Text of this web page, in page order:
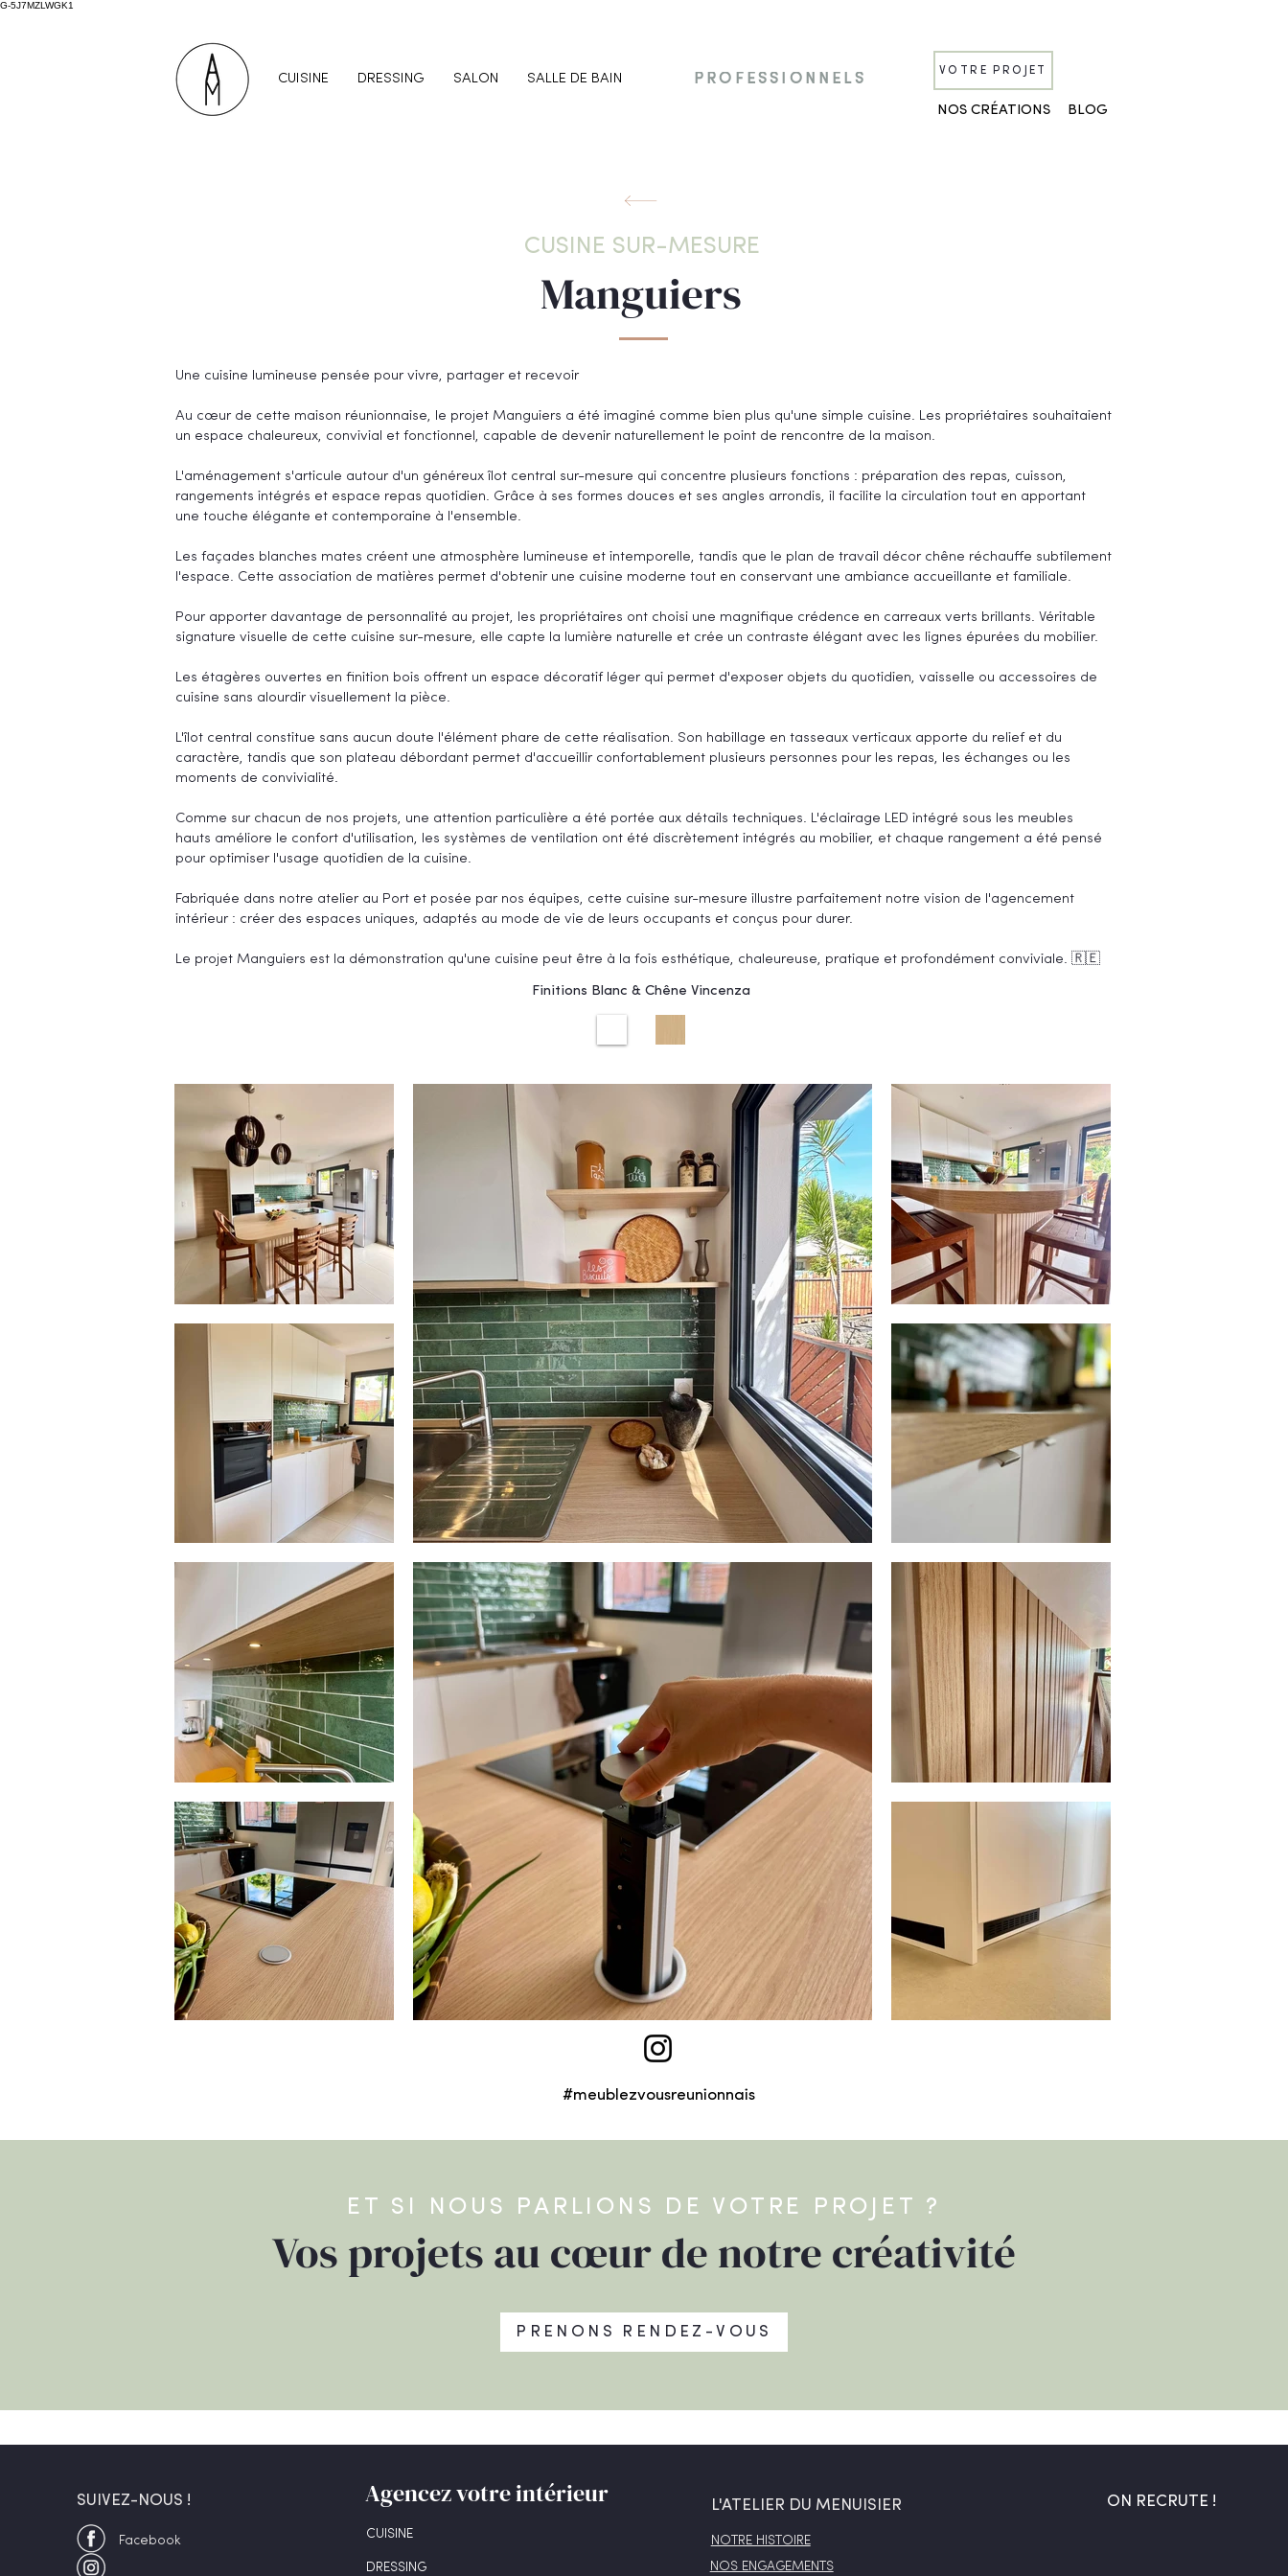
G-5J7MZLWGK1
CUISINE DRESSING SALON SALLE DE BAIN PROFESSIONNELS
VOTRE PROJET
NOS CRÉATIONS BLOG
CUSINE SUR-MESURE
Manguiers
Une cuisine lumineuse pensée pour vivre, partager et recevoir
Au cœur de cette maison réunionnaise, le projet Manguiers a été imaginé comme bien plus qu'une simple cuisine. Les propriétaires souhaitaient
un espace chaleureux, convivial et fonctionnel, capable de devenir naturellement le point de rencontre de la maison.
L'aménagement s'articule autour d'un généreux îlot central sur-mesure qui concentre plusieurs fonctions : préparation des repas, cuisson,
rangements intégrés et espace repas quotidien. Grâce à ses formes douces et ses angles arrondis, il facilite la circulation tout en apportant
une touche élégante et contemporaine à l'ensemble.
Les façades blanches mates créent une atmosphère lumineuse et intemporelle, tandis que le plan de travail décor chêne réchauffe subtilement
l'espace. Cette association de matières permet d'obtenir une cuisine moderne tout en conservant une ambiance accueillante et familiale.
Pour apporter davantage de personnalité au projet, les propriétaires ont choisi une magnifique crédence en carreaux verts brillants. Véritable
signature visuelle de cette cuisine sur-mesure, elle capte la lumière naturelle et crée un contraste élégant avec les lignes épurées du mobilier.
Les étagères ouvertes en finition bois offrent un espace décoratif léger qui permet d'exposer objets du quotidien, vaisselle ou accessoires de
cuisine sans alourdir visuellement la pièce.
L'îlot central constitue sans aucun doute l'élément phare de cette réalisation. Son habillage en tasseaux verticaux apporte du relief et du
caractère, tandis que son plateau débordant permet d'accueillir confortablement plusieurs personnes pour les repas, les échanges ou les
moments de convivialité.
Comme sur chacun de nos projets, une attention particulière a été portée aux détails techniques. L'éclairage LED intégré sous les meubles
hauts améliore le confort d'utilisation, les systèmes de ventilation ont été discrètement intégrés au mobilier, et chaque rangement a été pensé
pour optimiser l'usage quotidien de la cuisine.
Fabriquée dans notre atelier au Port et posée par nos équipes, cette cuisine sur-mesure illustre parfaitement notre vision de l'agencement
intérieur : créer des espaces uniques, adaptés au mode de vie de leurs occupants et conçus pour durer.
Le projet Manguiers est la démonstration qu'une cuisine peut être à la fois esthétique, chaleureuse, pratique et profondément conviviale. 🇷🇪
Finitions Blanc & Chêne Vincenza
#meublezvousreunionnais
ET SI NOUS PARLIONS DE VOTRE PROJET ?
Vos projets au cœur de notre créativité
PRENONS RENDEZ-VOUS
SUIVEZ-NOUS !
Facebook
Agencez votre intérieur
CUISINE
DRESSING
L'ATELIER DU MENUISIER
NOTRE HISTOIRE
NOS ENGAGEMENTS
ON RECRUTE !